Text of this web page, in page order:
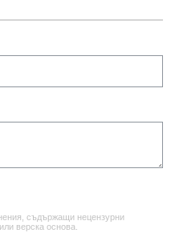
съдържащи нецензурни
верска основа.